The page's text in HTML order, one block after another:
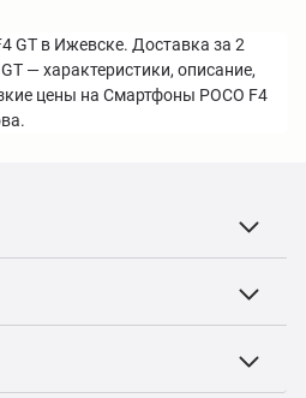
GT в Ижевске. Доставка за 2
— характеристики, описание,
цены на Смартфоны POCO F4